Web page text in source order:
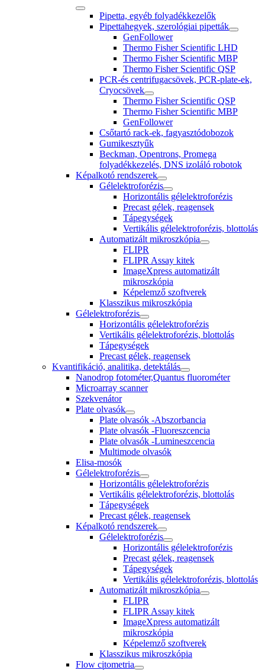
Pipetta, egyéb folyadékkezelők
Pipettahegyek, szerológiai pipetták
GenFollower
Thermo Fisher Scientific LHD
Thermo Fisher Scientific MBP
Thermo Fisher Scientific QSP
PCR-és centrifugacsövek, PCR-plate-ek,
Cryocsövek
Thermo Fisher Scientific QSP
Thermo Fisher Scientific MBP
GenFollower
Csőtartó rack-ek, fagyasztódobozok
Gumikesztyűk
Beckman, Opentrons, Promega
folyadékkezelés, DNS izoláló robotok
Képalkotó rendszerek
Gélelektroforézis
Horizontális gélelektroforézis
Precast gélek, reagensek
Tápegységek
Vertikális gélelektroforézis, blottolás
Automatizált mikroszkópia
FLIPR
FLIPR Assay kitek
ImageXpress automatizált
mikroszkópia
Képelemző szoftverek
Klasszikus mikroszkópia
Gélelektroforézis
Horizontális gélelektroforézis
Vertikális gélelektroforézis, blottolás
Tápegységek
Precast gélek, reagensek
Kvantifikáció, analitika, detektálás
Nanodrop fotométer,Quantus fluorométer
Microarray scanner
Szekvenátor
Plate olvasók
Plate olvasók -Abszorbancia
Plate olvasók -Fluoreszcencia
Plate olvasók -Lumineszcencia
Multimode olvasók
Elisa-mosók
Gélelektroforézis
Horizontális gélelektroforézis
Vertikális gélelektroforézis, blottolás
Tápegységek
Precast gélek, reagensek
Képalkotó rendszerek
Gélelektroforézis
Horizontális gélelektroforézis
Precast gélek, reagensek
Tápegységek
Vertikális gélelektroforézis, blottolás
Automatizált mikroszkópia
FLIPR
FLIPR Assay kitek
ImageXpress automatizált
mikroszkópia
Képelemző szoftverek
Klasszikus mikroszkópia
Flow citometria